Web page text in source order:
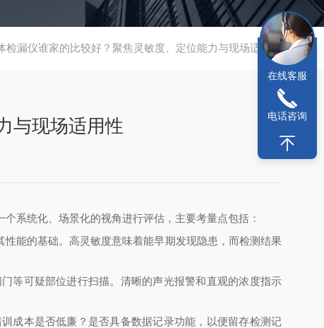
检漏仪谁家的比较好？聚焦灵敏度、定位能力与现场适用性
与现场适用性
系统化、场景化的视角进行评估，主要考量点包括：
能的基础。高灵敏度意味着能早期发现隐患，而检测结果
等可疑部位进行扫描。清晰的声光报警和直观的浓度指示
成本是否低廉？是否具备数据记录功能，以便留存检测记
在线客服
电话咨询